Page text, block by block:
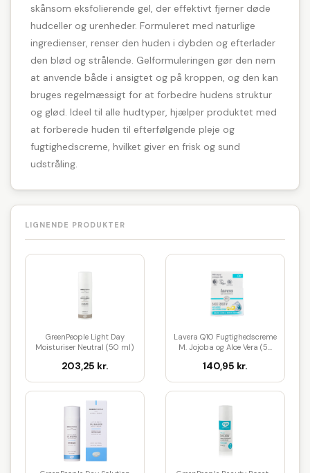
skånsom eksfolierende gel, der effektivt fjerner døde
hudceller og urenheder. Formuleret med naturlige
ingredienser, renser den huden i dybden og efterlader
den blød og strålende. Gelformuleringen gør den nem
at anvende både i ansigtet og på kroppen, og den kan
bruges regelmæssigt for at forbedre hudens struktur
og glød. Ideel til alle hudtyper, hjælper produktet med
at forberede huden til efterfølgende pleje og
fugtighedscreme, hvilket giver en frisk og sund
udstråling.
LIGNENDE PRODUKTER
GreenPeople Light Day
Moisturiser Neutral (50 ml)
203,25 kr.
Lavera Q10 Fugtighedscreme
M. Jojoba og Aloe Vera (5...
140,95 kr.